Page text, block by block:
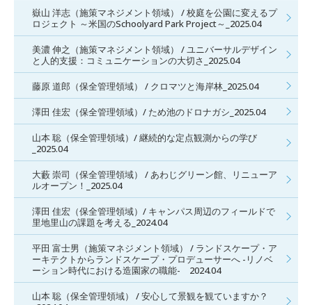
嶽山 洋志（施策マネジメント領域） / 校庭を公園に変えるプ
ロジェクト ～米国のSchoolyard Park Project～_2025.04
美濃 伸之（施策マネジメント領域） / ユニバーサルデザイン
と人的支援：コミュニケーションの大切さ_2025.04
藤原 道郎（保全管理領域） / クロマツと海岸林_2025.04
澤田 佳宏（保全管理領域）/ ため池のドロナガシ_2025.04
山本 聡（保全管理領域）/ 継続的な定点観測からの学び
_2025.04
大藪 崇司（保全管理領域） / あわじグリーン館、リニューア
ルオープン！_2025.04
澤田 佳宏（保全管理領域）/ キャンパス周辺のフィールドで
里地里山の課題を考える_2024.04
平田 富士男（施策マネジメント領域） / ランドスケープ・ア
ーキテクトからランドスケープ・プロデューサーへ -リノベ
ーション時代における造園家の職能- 2024.04
山本 聡（保全管理領域） / 安心して景観を観ていますか？